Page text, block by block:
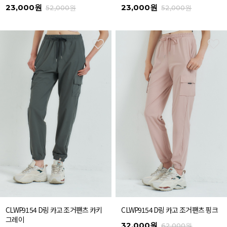
23,000원 52,000원 23,000원 52,000원
CLWP9154 D링 카고 조거팬츠 카키
그레이
CLWP9154 D링 카고 조거팬츠 핑크